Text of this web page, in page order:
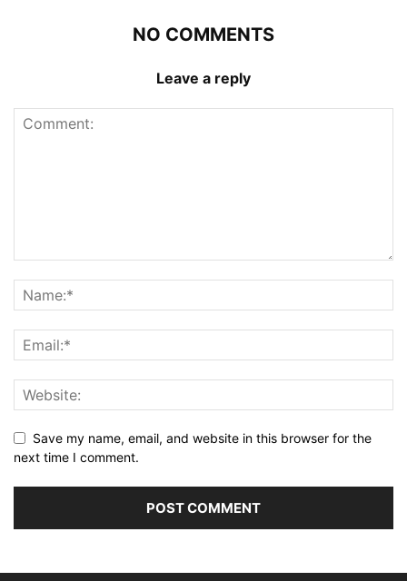
NO COMMENTS
Leave a reply
Save my name, email, and website in this browser for the
next time I comment.